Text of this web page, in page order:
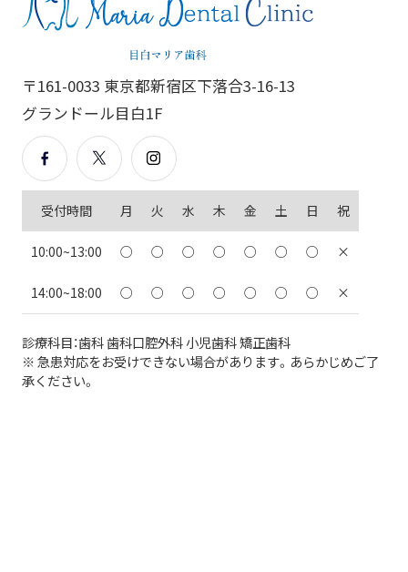
〒161-0033 東京都新宿区下落合3-16-13
グランドール目白1F
受付時間 月 火 水 木 金 土 日 祝
10:00~13:00 ○ ○ ○ ○ ○ ○ ○ ×
14:00~18:00 ○ ○ ○ ○ ○ ○ ○ ×
診療科目：歯科 歯科口腔外科 小児歯科 矯正歯科
※ 急患対応をお受けできない場合があります。あらかじめご了
承ください。